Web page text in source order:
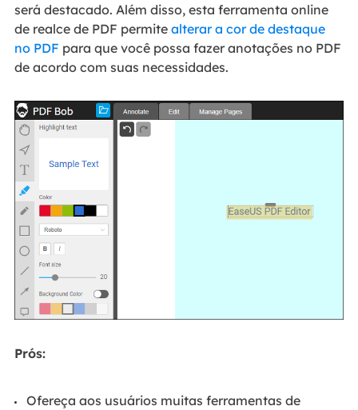
será destacado. Além disso, esta ferramenta online
de realce de PDF permite alterar a cor de destaque
no PDF para que você possa fazer anotações no PDF
de acordo com suas necessidades.
Prós:
Ofereça aos usuários muitas ferramentas de